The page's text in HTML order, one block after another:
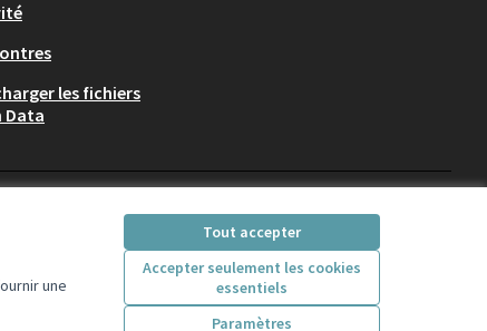
une
Tout accepter
Accepter seulement les cookies
essentiels
Paramètres
les fichiers
Data
(Lien externe)
(Lien externe)(Lien externe)(Lien externe)
Licence Creative
(Lien externe)